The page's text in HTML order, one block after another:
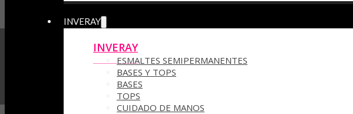
INVERAY
INVERAY
ESMALTES SEMIPERMANENTES
BASES Y TOPS
BASES
TOPS
CUIDADO DE MANOS